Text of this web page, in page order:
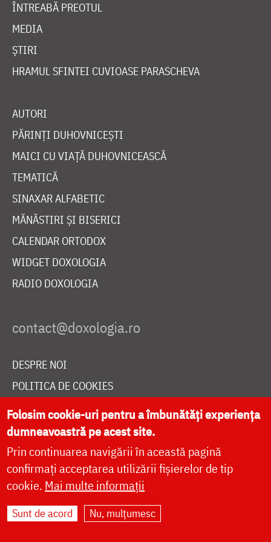
ÎNTREABĂ PREOTUL
MEDIA
ȘTIRI
HRAMUL SFINTEI CUVIOASE PARASCHEVA
AUTORI
PĂRINȚI DUHOVNICEȘTI
MAICI CU VIAȚĂ DUHOVNICEASCĂ
TEMATICĂ
SINAXAR ALFABETIC
MĂNĂSTIRI ȘI BISERICI
CALENDAR ORTODOX
WIDGET DOXOLOGIA
RADIO DOXOLOGIA
DESPRE NOI
POLITICA DE COOKIES
DONEAZĂ ONLINE PENTRU CATEDRALA NAȚIONALĂ
LIVE
Site dezvoltat deDOXOLOGIA MEDIA
Arhiepiscopia Iașilor | ©
Folosim cookie-uri pentru a îmbunătăți experiența
dumneavoastră pe acest site.
Prin continuarea navigării în această pagină
confirmați acceptarea utilizării fișierelor de tip
cookie. Mai multe informații
Sunt de acord Nu, mulțumesc